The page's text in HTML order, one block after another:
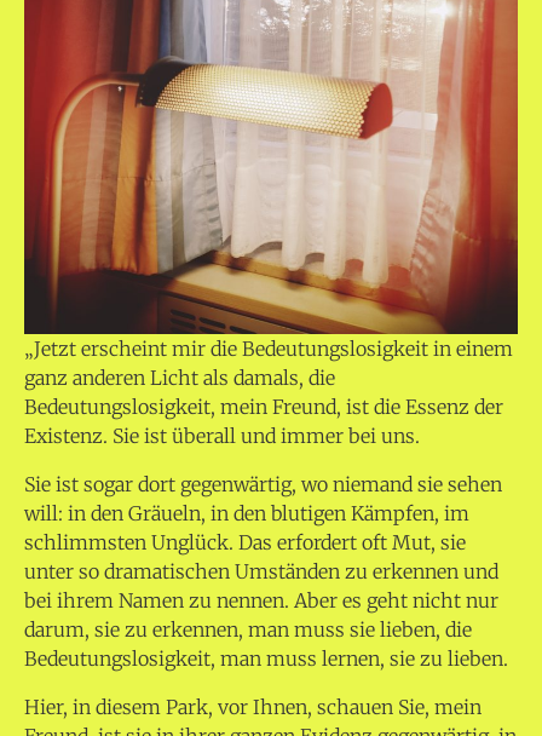
„Jetzt erscheint mir die Bedeutungslosigkeit in einem
ganz anderen Licht als damals, die
Bedeutungslosigkeit, mein Freund, ist die Essenz der
Existenz. Sie ist überall und immer bei uns.
Sie ist sogar dort gegenwärtig, wo niemand sie sehen
will: in den Gräueln, in den blutigen Kämpfen, im
schlimmsten Unglück. Das erfordert oft Mut, sie
unter so dramatischen Umständen zu erkennen und
bei ihrem Namen zu nennen. Aber es geht nicht nur
darum, sie zu erkennen, man muss sie lieben, die
Bedeutungslosigkeit, man muss lernen, sie zu lieben.
Hier, in diesem Park, vor Ihnen, schauen Sie, mein